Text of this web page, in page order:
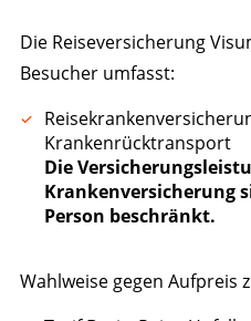
Die Reiseversicherung
Besucher umfasst:
Krankenrücktransport
Die
Krankenversicherung
Person beschränkt.
Wahlweise gegen Aufpreis